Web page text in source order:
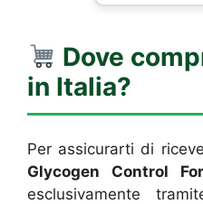
Dove
in Italia?
Per assicurarti di
Glycogen Control
esclusivamente